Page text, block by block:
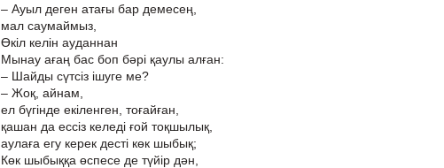
– Ауыл деген атағы бар демесең,
мал саумаймыз,
Өкіл келін ауданнан
Мынау ағаң бас боп бәрі қаулы алған:
– Шайды сүтсіз ішуге ме?
– Жоқ, айнам,
ел бүгінде екіленген, тоғайған,
қашан да ессіз келеді ғой тоқшылық,
аулаға егу керек десті көк шыбық;
Көк шыбыққа өспесе де түйір дән,